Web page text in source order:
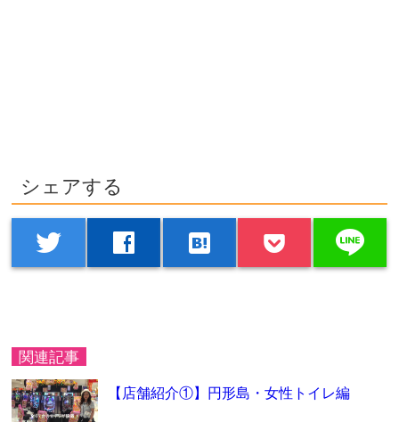
シェアする
twitter facebook hatenabookmark line
関連記事
【店舗紹介①】円形島・女性トイレ編